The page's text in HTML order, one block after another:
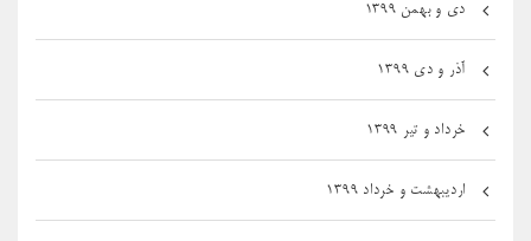
دی و بهمن ۱۳۹۹
آذر و دی ۱۳۹۹
خرداد و تیر ۱۳۹۹
اردیبهشت و خرداد ۱۳۹۹